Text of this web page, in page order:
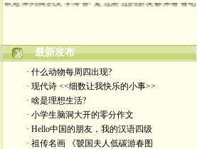
最新发布
· 什么动物每周四出现?
· 现代诗 <<细数让我快乐的小事>>
· 啥是理想生活?
· 小学生脑洞大开的零分作文
· Hello中国的朋友，我的汉语四级
· 祖传名画 《虢国夫人低碳游春图